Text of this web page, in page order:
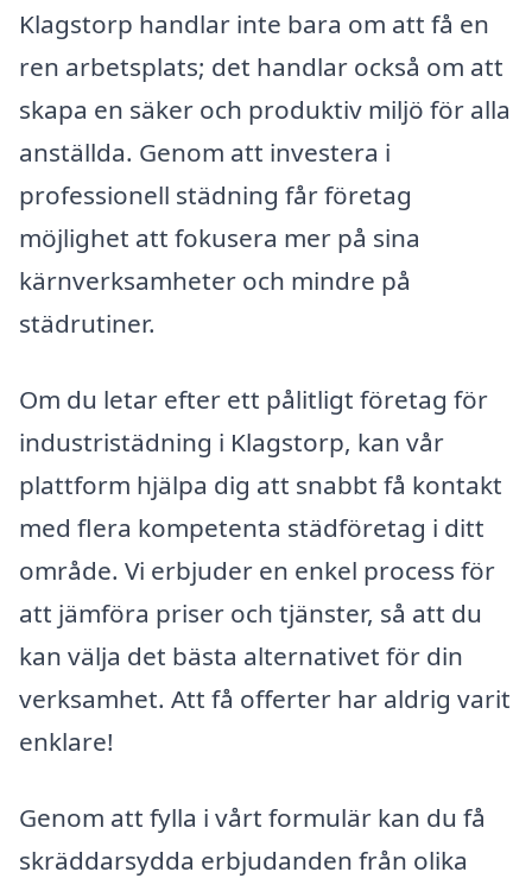
Klagstorp handlar inte bara om att få en
ren arbetsplats; det handlar också om att
skapa en säker och produktiv miljö för alla
anställda. Genom att investera i
professionell städning får företag
möjlighet att fokusera mer på sina
kärnverksamheter och mindre på
städrutiner.
Om du letar efter ett pålitligt företag för
industristädning i Klagstorp, kan vår
plattform hjälpa dig att snabbt få kontakt
med flera kompetenta städföretag i ditt
område. Vi erbjuder en enkel process för
att jämföra priser och tjänster, så att du
kan välja det bästa alternativet för din
verksamhet. Att få offerter har aldrig varit
enklare!
Genom att fylla i vårt formulär kan du få
skräddarsydda erbjudanden från olika